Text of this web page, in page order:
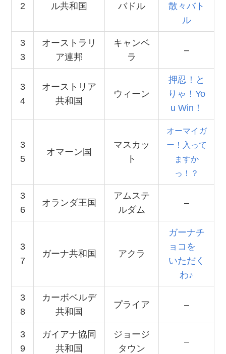
2
ル共和国
バドル
散々バト
ル
3
3
オーストラリ
ア連邦
キャンベ
ラ
–
3
4
オーストリア
共和国
ウィーン
押忍！と
りゃ！Yo
u Win！
3
5
オマーン国
マスカッ
ト
オーマイガ
ー！入って
ますか
っ！？
3
6
オランダ王国
アムステ
ルダム
–
3
7
ガーナ共和国 アクラ
ガーナチ
ョコを
いただく
わ♪
3
8
カーボベルデ
共和国
プライア –
3
9
ガイアナ協同
共和国
ジョージ
タウン
–